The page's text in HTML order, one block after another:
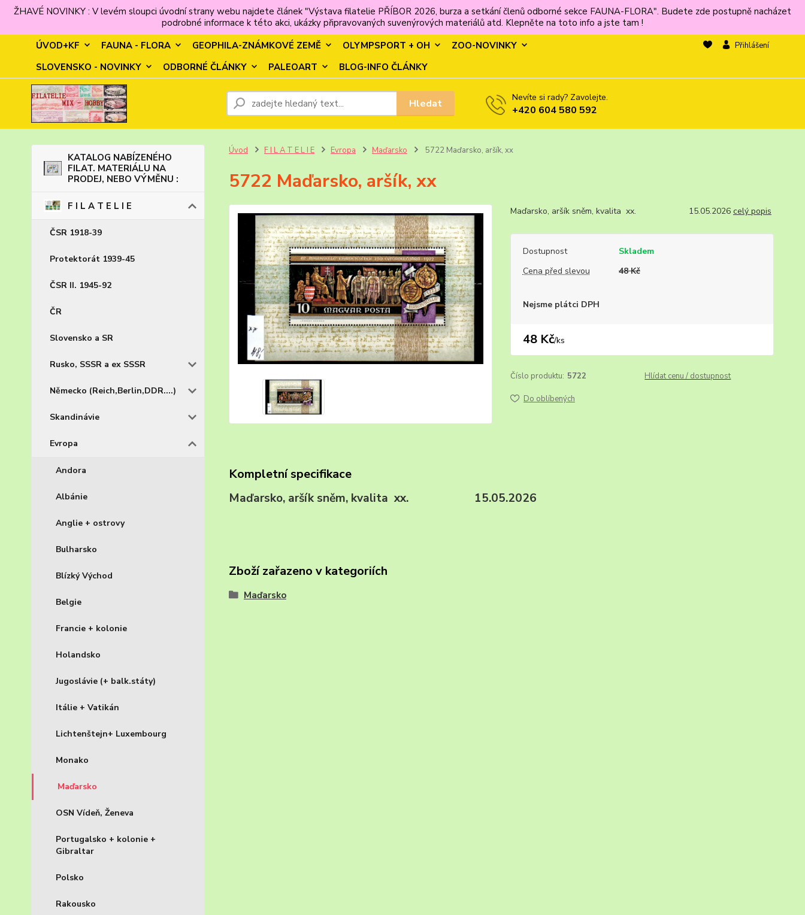
ŽHAVÉ NOVINKY : V levém sloupci úvodní strany webu najdete článek "Výstava filatelie PŘÍBOR 2026, burza a setkání členů odborné sekce FAUNA-FLORA". Budete zde postupně nacházet
podrobné informace k této akci, ukázky připravovaných suvenýrových materiálů atd. Klepněte na toto info a jste tam !
ÚVOD+KF
FAUNA - FLORA GEOPHILA-ZNÁMKOVÉ ZEMĚ OLYMPSPORT + OH
ZOO-NOVINKY
SLOVENSKO - NOVINKY
ODBORNÉ ČLÁNKY PALEOART BLOG-INFO ČLÁNKY
Přihlášení
Hledat Nevíte si rady? Zavolejte.
+420 604 580 592
KATALOG NABÍZENÉHO
FILAT. MATERIÁLU NA
PRODEJ, NEBO VÝMĚNU :
F I L A T E L I E
ČSR 1918-39
Protektorát 1939-45
ČSR II. 1945-92
ČR
Slovensko a SR
Rusko, SSSR a ex SSSR
Německo (Reich,Berlin,DDR....)
Skandinávie
Evropa
Andora
Albánie
Anglie + ostrovy
Bulharsko
Blízký Východ
Belgie
Francie + kolonie
Holandsko
Jugoslávie (+ balk.státy)
Itálie + Vatikán
Lichtenštejn+ Luxembourg
Monako
Maďarsko
OSN Vídeň, Ženeva
Portugalsko + kolonie +
Gibraltar
Polsko
Rakousko
Úvod F I L A T E L I E Evropa Maďarsko 5722 Maďarsko, aršík, xx
5722 Maďarsko, aršík, xx
Maďarsko, aršík sněm, kvalita xx. 15.05.2026 celý popis
Dostupnost
Skladem
Cena před slevou
48 Kč
Nejsme plátci DPH
48 Kč/ks
Číslo produktu: 5722 Hlídat cenu / dostupnost
Do oblíbených
Kompletní specifikace
Maďarsko, aršík sněm, kvalita xx. 15.05.2026
Zboží zařazeno v kategoriích
Maďarsko